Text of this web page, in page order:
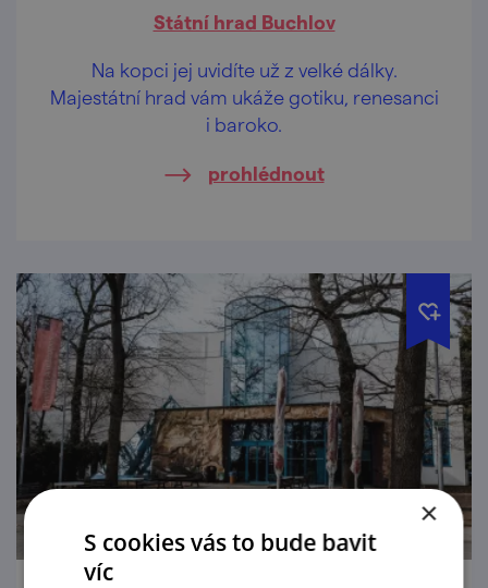
Státní hrad Buchlov
Na kopci jej uvidíte už z velké dálky.
Majestátní hrad vám ukáže gotiku, renesanci
i baroko.
prohlédnout
×
S cookies vás to bude bavit
víc